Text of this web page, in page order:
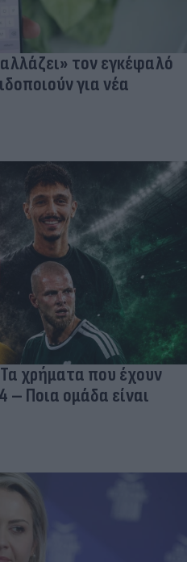
τον εγκέφαλό
για νέα
χρήματα που έχουν
– Ποια ομάδα είναι